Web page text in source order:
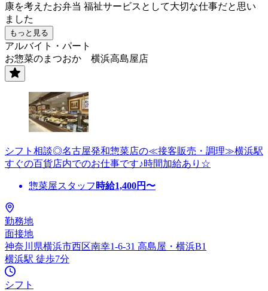
康を考えたお弁当 福祉サービスとして大切な仕事だと思い
ました
もっと見る
アルバイト・パート
お惣菜のまつおか 横浜高島屋店
シフト相談◎名古屋発和惣菜店の≪接客販売・調理≫横浜駅
すぐの百貨店内でのお仕事です♪時間加給あり☆
惣菜屋スタッフ 時給1,400円〜
勤務地
面接地
神奈川県横浜市西区南幸1-6-31 高島屋・横浜B1
横浜駅 徒歩7分
シフト